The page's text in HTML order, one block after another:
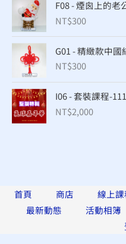
F08 - 煙囪上的老
NT$300
G01 - 精緻款中國
NT$300
I06 - 套裝課程-
NT$2,000
首頁 商店 線上課
最新動態
活動相簿